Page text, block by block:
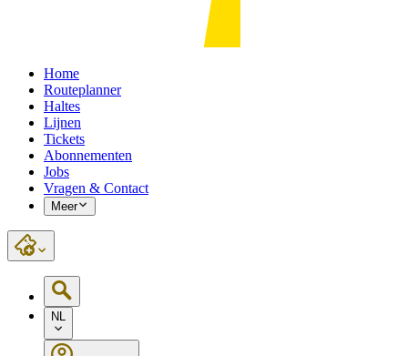
Home
Routeplanner
Haltes
Lijnen
Tickets
Abonnementen
Jobs
Vragen & Contact
Meer
NL